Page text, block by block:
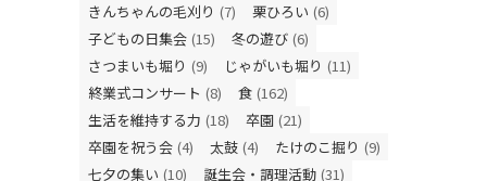
きんちゃんの毛刈り (7) 栗ひろい (6)
子どもの日集会 (15) 冬の遊び (6)
さつまいも堀り (9) じゃがいも堀り (11)
終業式コンサート (8) 食 (162)
生活を維持する力 (18) 卒園 (21)
卒園を祝う会 (4) 太鼓 (4) たけのこ掘り (9)
七夕の集い (10) 誕生会・調理活動 (31)